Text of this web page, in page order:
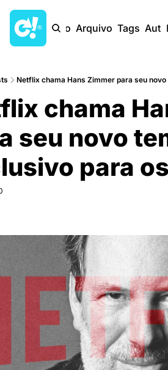
Início Arquivo Tags
Netflix chama Hans Zimmer para seu
chama
seu novo
para